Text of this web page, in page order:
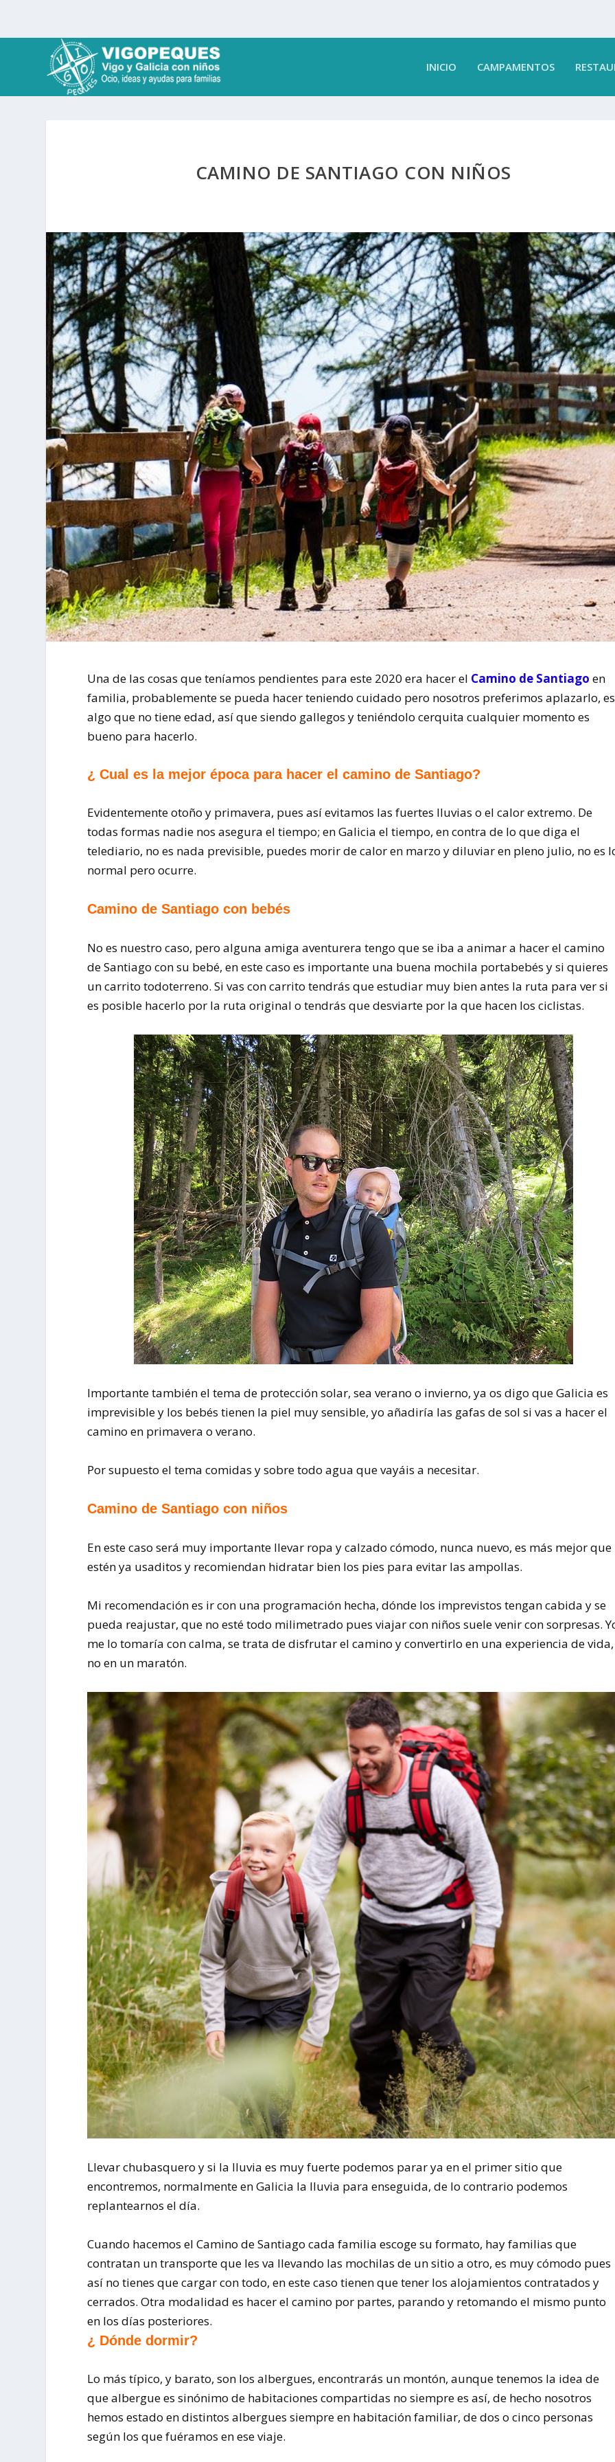
INICIO CAMPAMENTOS
CAMINO DE SANTIAGO CON NIÑOS
Una de las cosas que teníamos pendientes para este 2020 era hacer el Camino de Santiago en
familia, probablemente se pueda hacer teniendo cuidado pero nosotros preferimos aplazarlo, es
algo que no tiene edad, así que siendo gallegos y teniéndolo cerquita cualquier momento es
bueno para hacerlo.
¿ Cual es la mejor época para hacer el camino de Santiago?
Evidentemente otoño y primavera, pues así evitamos las fuertes lluvias o el calor extremo. De
todas formas nadie nos asegura el tiempo; en Galicia el tiempo, en contra de lo que diga el
telediario, no es nada previsible, puedes morir de calor en marzo y diluviar en pleno julio, no es
normal pero ocurre.
Camino de Santiago con bebés
No es nuestro caso, pero alguna amiga aventurera tengo que se iba a animar a hacer el camino
de Santiago con su bebé, en este caso es importante una buena mochila portabebés y si quieres
un carrito todoterreno. Si vas con carrito tendrás que estudiar muy bien antes la ruta para ver si
es posible hacerlo por la ruta original o tendrás que desviarte por la que hacen los ciclistas.
Importante también el tema de protección solar, sea verano o invierno, ya os digo que Galicia es
imprevisible y los bebés tienen la piel muy sensible, yo añadiría las gafas de sol si vas a hacer el
camino en primavera o verano.
Por supuesto el tema comidas y sobre todo agua que vayáis a necesitar.
Camino de Santiago con niños
En este caso será muy importante llevar ropa y calzado cómodo, nunca nuevo, es más mejor que
estén ya usaditos y recomiendan hidratar bien los pies para evitar las ampollas.
Mi recomendación es ir con una programación hecha, dónde los imprevistos tengan cabida y se
pueda reajustar, que no esté todo milimetrado pues viajar con niños suele venir con sorpresas.
me lo tomaría con calma, se trata de disfrutar el camino y convertirlo en una experiencia de vida,
no en un maratón.
Llevar chubasquero y si la lluvia es muy fuerte podemos parar ya en el primer sitio que
encontremos, normalmente en Galicia la lluvia para enseguida, de lo contrario podemos
replantearnos el día.
Cuando hacemos el Camino de Santiago cada familia escoge su formato, hay familias que
contratan un transporte que les va llevando las mochilas de un sitio a otro, es muy cómodo pues
así no tienes que cargar con todo, en este caso tienen que tener los alojamientos contratados y
cerrados. Otra modalidad es hacer el camino por partes, parando y retomando el mismo punto
en los días posteriores.
¿ Dónde dormir?
Lo más típico, y barato, son los albergues, encontrarás un montón, aunque tenemos la idea de
que albergue es sinónimo de habitaciones compartidas no siempre es así, de hecho nosotros
hemos estado en distintos albergues siempre en habitación familiar, de dos o cinco personas
según los que fuéramos en ese viaje.